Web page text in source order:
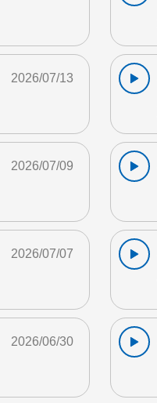
2026/07/13
2026/07/09
2026/07/07
2026/06/30